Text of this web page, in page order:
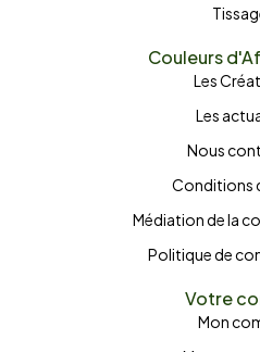
Couleurs
Les
Les
Nous
Conditions
Médiation de la
Politique de
Votre
Mon